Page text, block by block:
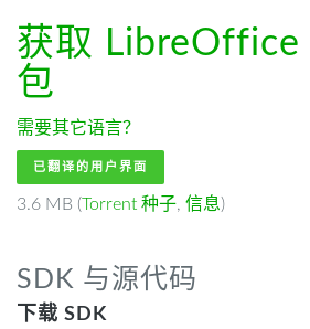
获取 LibreOffice
包
需要其它语言？
已翻译的用户界面
3.6 MB (Torrent 种子, 信息)
SDK 与源代码
下载 SDK